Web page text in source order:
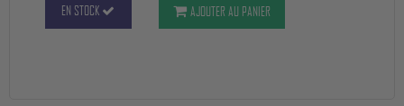
EN STOCK AJOUTER AU PANIER